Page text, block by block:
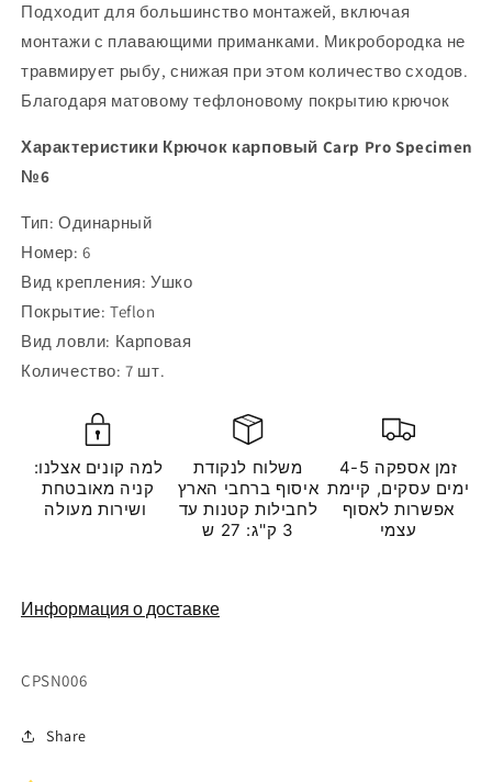
Подходит для большинство монтажей, включая
монтажи с плавающими приманками. Микробородка не
травмирует рыбу, снижая при этом количество сходов.
Благодаря матовому тефлоновому покрытию крючок
Характеристики Крючок карповый Carp Pro Specimen
№6
Тип: Одинарный
Номер: 6
Вид крепления: Ушко
Покрытие: Teflon
Вид ловли: Карповая
Количество: 7 шт.
למה קונים אצלנו:
קניה מאובטחת
משלוח לנקודת
איסוף ברחבי הארץ
לחבילות קטנות עד
3 ק''ג: 27 ש
זמן אספקה 4-5
ימים עסקים, קיימת
אפשרות לאסוף
עצמי
Информация о доставке
Артикул:
CPSN006
Share